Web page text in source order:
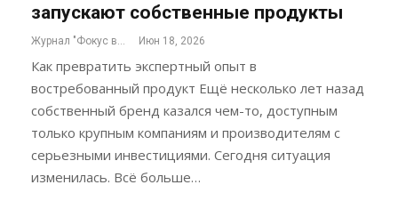
запускают собственные продукты
Журнал "Фокус внимания" Июн 18, 2026
Как превратить экспертный опыт в
востребованный продукт Ещё несколько лет назад
собственный бренд казался чем-то, доступным
только крупным компаниям и производителям с
серьезными инвестициями. Сегодня ситуация
изменилась. Всё больше…